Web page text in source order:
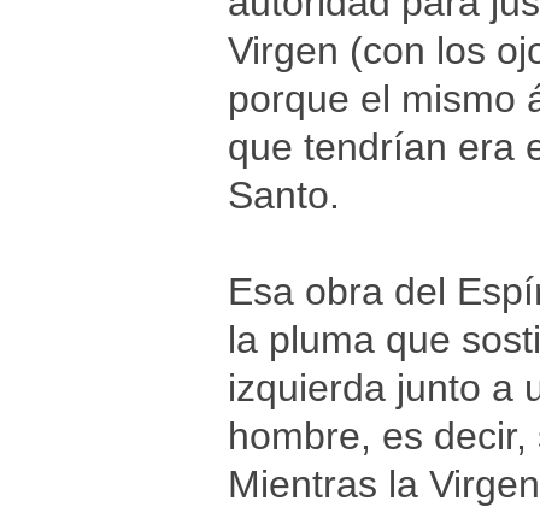
Virgen (con los
porque el mismo
que tendrían era
Santo.
Esa obra del
la pluma que
izquierda junto a
hombre, es
Mientras la